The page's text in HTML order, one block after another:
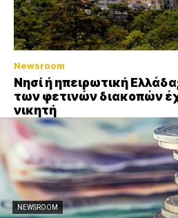
Newsroom
Νησί ή ηπειρωτική
των φετινών διακοπών
νικητή
NEWSROOM